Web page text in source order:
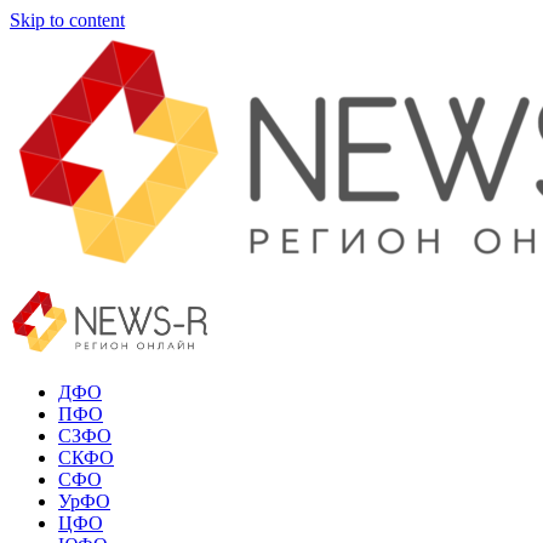
Skip to content
ДФО
ПФО
СЗФО
СКФО
СФО
УрФО
ЦФО